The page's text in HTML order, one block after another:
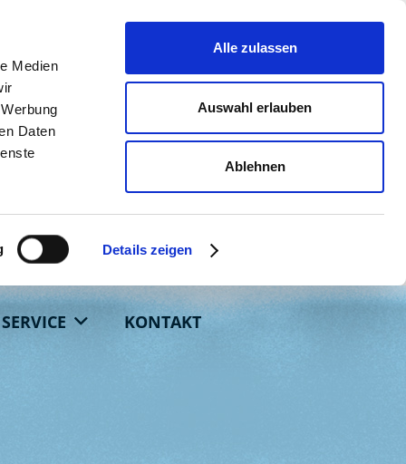
Medien
Daten
Details zeigen
Alle zulassen
Auswahl erlauben
Ablehnen
SERVICE KONTAKT